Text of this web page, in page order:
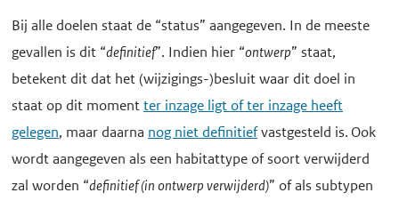
Bij alle doelen staat de “status” aangegeven. In de meeste
gevallen is dit “definitief”. Indien hier “ontwerp” staat,
betekent dit dat het (wijzigings-)besluit waar dit doel in
staat op dit momentter inzage ligt of ter inzage heeft
gelegen, maar daarna nog niet definitiefvastgesteld is. Ook
wordt aangegeven als een habitattype of soort verwijderd
zal worden “definitief (in ontwerp verwijderd)” of als subtypen